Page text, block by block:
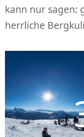
kann nur sagen:
herrliche